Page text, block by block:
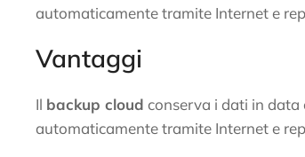
automaticamente tramite Internet e
Vantaggi
Il backup cloud conserva i dati in data
automaticamente tramite Internet e